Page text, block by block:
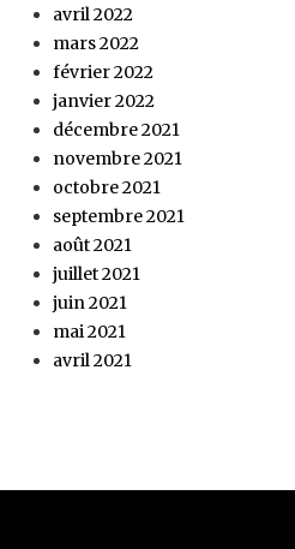
avril 2022
mars 2022
février 2022
janvier 2022
décembre 2021
novembre 2021
octobre 2021
septembre 2021
août 2021
juillet 2021
juin 2021
mai 2021
avril 2021